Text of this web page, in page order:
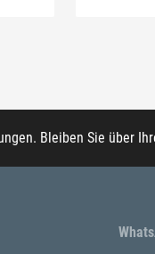
Bleiben Sie über